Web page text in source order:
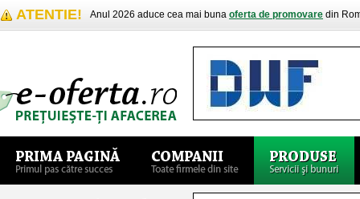
ATENTIE! Anul 2026 aduce cea mai buna oferta de promovare din